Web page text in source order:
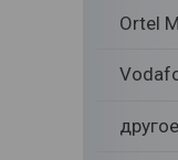
Ortel
другое